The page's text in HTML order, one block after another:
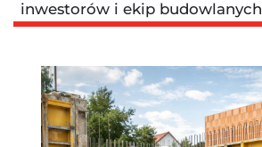
inwestorów i ekip budowlanych